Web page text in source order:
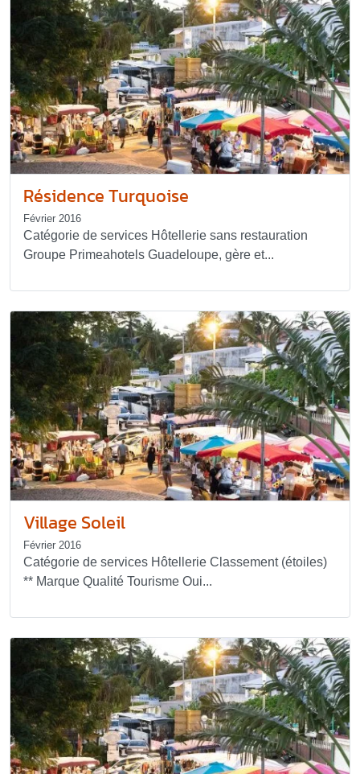
Résidence Turquoise
Février 2016
Catégorie de services Hôtellerie sans restauration
Groupe Primeahotels Guadeloupe, gère et...
Village Soleil
Février 2016
Catégorie de services Hôtellerie Classement (étoiles)
** Marque Qualité Tourisme Oui...